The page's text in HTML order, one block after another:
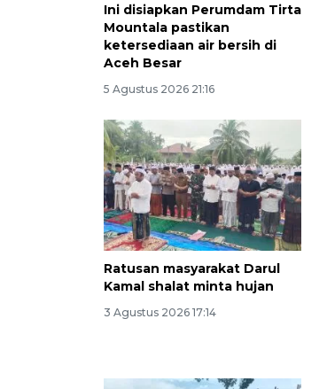
Ini disiapkan Perumdam Tirta
Mountala pastikan
ketersediaan air bersih di
Aceh Besar
5 Agustus 2026 21:16
Ratusan masyarakat Darul
Kamal shalat minta hujan
3 Agustus 2026 17:14